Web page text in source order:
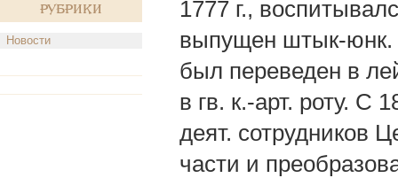
Рубрики
Новости
1777 г.,
выпущен штык-юнк.
был переведен в
в гв. к.-арт. роту. С
деят. сотрудников
части и